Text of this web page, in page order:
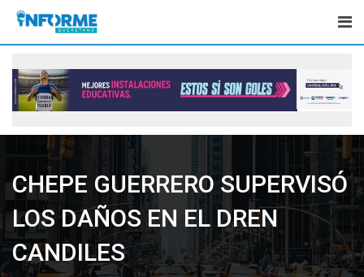
Skip
content
CHEPE GUERRERO SUPERVISÓ
LOS DAÑOS EN EL DREN
CANDILES